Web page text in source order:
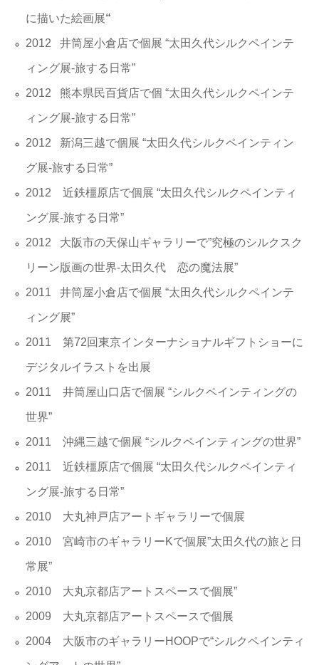
に描いた絵画展“
2012 井筒屋小倉店で個展 “太田久代シルクペインテ
ィング展-旅する日常”
2012 熊本県民百貨店で個 “太田久代シルクペインテ
ィング展-旅する日常”
2012 新潟三越で個展 “太田久代シルクペインティン
グ展-旅する日常”
2012 近鉄橿原店で個展 “太田久代シルクペインティ
ング展-旅する日常”
2012 大阪市の天保山ギャラリーで”究極のシルクスク
リーン版画の世界-太田久代 恋の魔法展”
2011 井筒屋小倉店で個展 “太田久代シルクペインテ
ィング展”
2011 第72回東京インターナショナルギフトショーに
デジタルイラストを出展
2011 井筒屋山口店で個展 “シルクペインティングの
世界”
2011 沖縄三越で個展 “シルクペインティングの世界”
2011 近鉄橿原店で個展 “太田久代シルクペインティ
ング展-旅する日常”
2010 大丸神戸店アートギャラリーで個展
2010 宮崎市のギャラリーKで個展”太田久代の旅と日
常展”
2010 大丸京都店アートスペースで個展”
2009 大丸京都店アートスペースで個展
2004 大阪市のギャラリーHOOPで“シルクペインティ